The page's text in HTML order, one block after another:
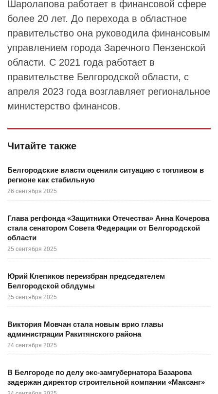
Шаролапова работает в финансовой сфере
более 20 лет. До перехода в областное
правительство она руководила финансовым
управлением города Заречного Пензенской
области. С 2021 года работает в
правительстве Белгородской области, с
апреля 2023 года возглавляет региональное
министерство финансов.
Читайте также
Белгородские власти оценили ситуацию с топливом в
регионе как стабильную
26 сентября 2025
Глава регфонда «Защитники Отечества» Анна Кочерова
стала сенатором Совета Федерации от Белгородской
области
25 сентября 2025
Юрий Клепиков переизбран председателем
Белгородской облдумы
25 сентября 2025
Виктория Мовчан стала новым врио главы
администрации Ракитянского района
24 сентября 2025
В Белгороде по делу экс-замгубернатора Базарова
задержан директор строительной компании «Максанг»